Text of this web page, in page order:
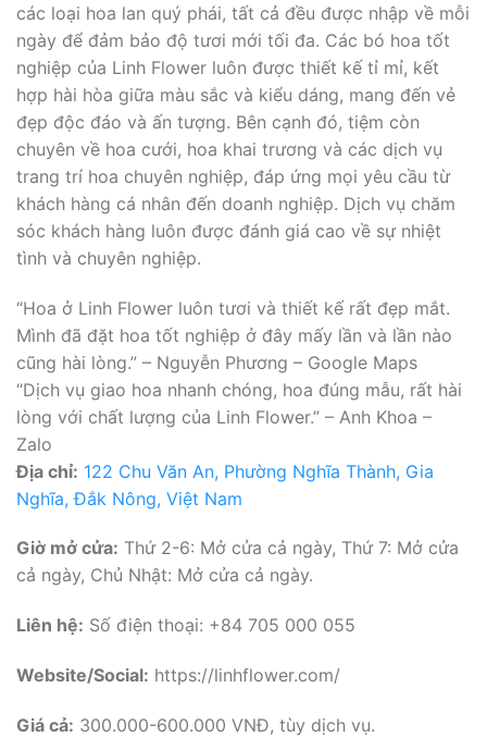
các loại hoa lan quý phái, tất cả đều được nhập về mỗi
ngày để đảm bảo độ tươi mới tối đa. Các bó hoa tốt
nghiệp của Linh Flower luôn được thiết kế tỉ mỉ, kết
hợp hài hòa giữa màu sắc và kiểu dáng, mang đến vẻ
đẹp độc đáo và ấn tượng. Bên cạnh đó, tiệm còn
chuyên về hoa cưới, hoa khai trương và các dịch vụ
trang trí hoa chuyên nghiệp, đáp ứng mọi yêu cầu từ
khách hàng cá nhân đến doanh nghiệp. Dịch vụ chăm
sóc khách hàng luôn được đánh giá cao về sự nhiệt
tình và chuyên nghiệp.
“Hoa ở Linh Flower luôn tươi và thiết kế rất đẹp mắt.
Mình đã đặt hoa tốt nghiệp ở đây mấy lần và lần nào
cũng hài lòng.” – Nguyễn Phương – Google Maps
“Dịch vụ giao hoa nhanh chóng, hoa đúng mẫu, rất hài
lòng với chất lượng của Linh Flower.” – Anh Khoa –
Zalo
Địa chỉ: 122 Chu Văn An, Phường Nghĩa Thành, Gia
Nghĩa, Đắk Nông, Việt Nam
Giờ mở cửa: Thứ 2-6: Mở cửa cả ngày, Thứ 7: Mở cửa
cả ngày, Chủ Nhật: Mở cửa cả ngày.
Liên hệ: Số điện thoại: +84 705 000 055
Website/Social: https://linhflower.com/
Giá cả: 300.000-600.000 VNĐ, tùy dịch vụ.